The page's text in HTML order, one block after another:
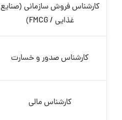
کارشناس فروش سازمانی (صنایع
غذایی / FMCG)
کارشناس صدور و خسارت
کارشناس مالی